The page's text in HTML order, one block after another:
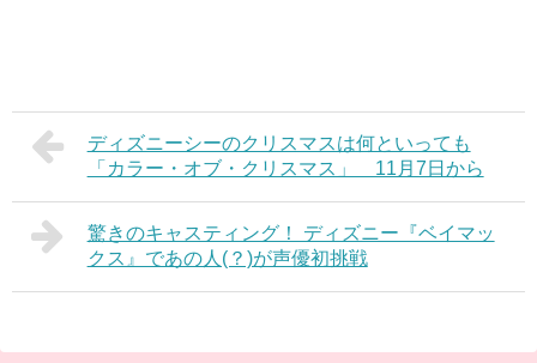
ディズニーシーのクリスマスは何といっても
「カラー・オブ・クリスマス」 11月7日から
驚きのキャスティング！ ディズニー『ベイマッ
クス』であの人(？)が声優初挑戦